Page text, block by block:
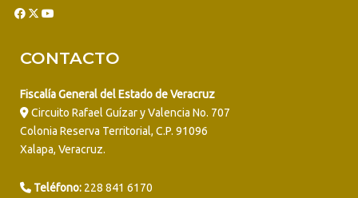
CONTACTO
Fiscalía General del Estado de Veracruz
Circuito Rafael Guízar y Valencia No. 707
Colonia Reserva Territorial, C.P. 91096
Xalapa, Veracruz.
Teléfono: 228 841 6170